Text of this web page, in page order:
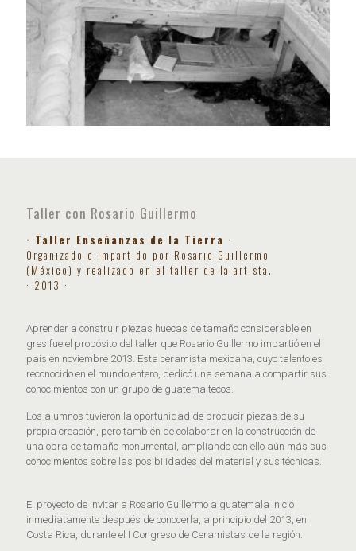
Taller con Rosario Guillermo
· Taller Enseñanzas de la Tierra ·
Organizado e impartido por Rosario Guillermo
(México) y realizado en el taller de la artista.
· 2013 ·
Aprender a construir piezas huecas de tamaño considerable en
gres fue el propósito del taller que Rosario Guillermo impartió en el
país en noviembre 2013. Esta ceramista mexicana, cuyo talento es
reconocido en el mundo entero, dedicó una semana a compartir sus
conocimientos con un grupo de guatemaltecos.
Los alumnos tuvieron la oportunidad de producir piezas de su
propia creación, pero también de colaborar en la construcción de
una obra de tamaño monumental, ampliando con ello aún más sus
conocimientos sobre las posibilidades del material y sus técnicas.
El proyecto de invitar a Rosario Guillermo a guatemala inició
inmediatamente después de conocerla, a principio del 2013, en
Costa Rica, durante el I Congreso de Ceramistas de la región.